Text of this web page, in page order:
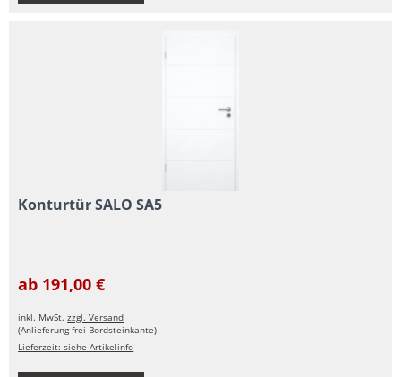
Konturtür SALO SA5
ab 191,00 €
inkl. MwSt.zzgl. Versand
(Anlieferung frei Bordsteinkante)
Lieferzeit: siehe Artikelinfo